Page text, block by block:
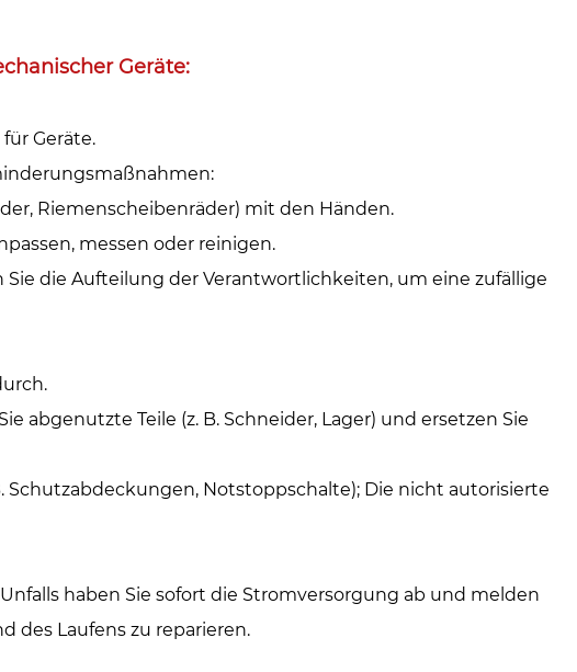
Geräte:
Geräte.‌
Riemenscheibenräder) mit den Händen.
messen oder reinigen.
die Aufteilung der Verantwortlichkeiten, um eine zufällige
abgenutzte Teile (z. B. Schneider, Lager) und ersetzen Sie
Notstoppschalte); Die nicht autorisierte
haben Sie sofort die Stromversorgung ab und melden
des Laufens zu reparieren.